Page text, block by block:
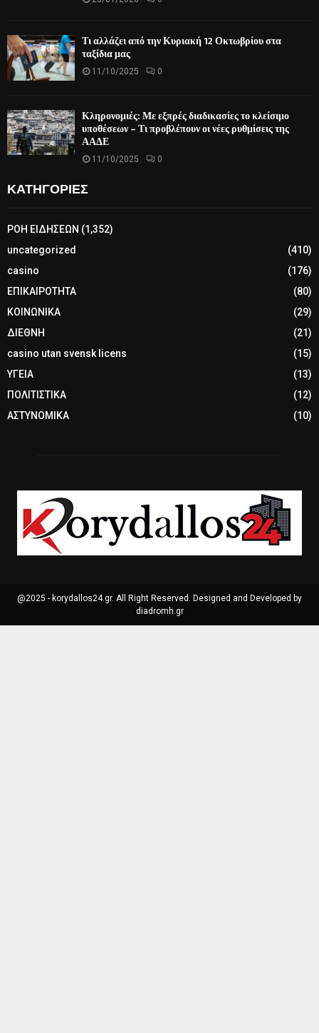
Τι αλλάζει από την Κυριακή 12 Οκτωβρίου στα
ταξίδια μας
11/10/2025 0
Κληρονομιές: Με εξπρές διαδικασίες το κλείσιμο
υποθέσεων – Τι προβλέπουν οι νέες ρυθμίσεις της
ΑΑΔΕ
11/10/2025 0
ΚΑΤΗΓΟΡΙΕΣ
ΡΟΗ ΕΙΔΗΣΕΩΝ (1,352)
uncategorized
(410)
casino
(176)
ΕΠΙΚΑΙΡΟΤΗΤΑ
(80)
ΚΟΙΝΩΝΙΚΑ
(29)
ΔΙΕΘΝΗ
(21)
casino utan svensk licens
(15)
ΥΓΕΙΑ
(13)
ΠΟΛΙΤΙΣΤΙΚΑ
(12)
ΑΣΤΥΝΟΜΙΚΑ
(10)
@2025 - korydallos24.gr. All Right Reserved. Designed and Developed by
diadromh.gr